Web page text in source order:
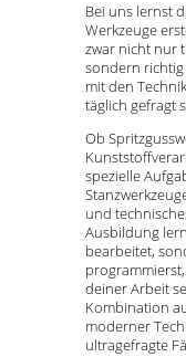
Bei uns lernst
Werkzeuge
zwar nicht nur
sondern richtig
mit den
täglich gefragt
Ob
spezielle
und
Ausbildung
bearbeitet,
deiner Arbeit
Kombination
moderner
ultragefragte